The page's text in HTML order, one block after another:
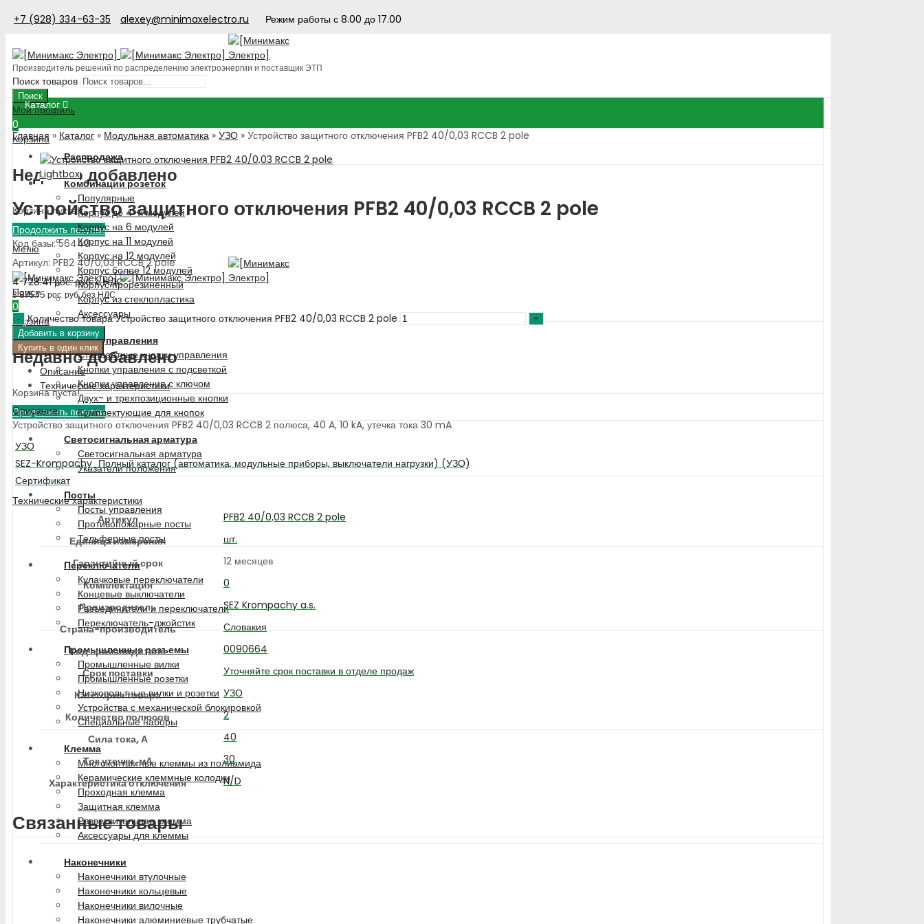
+7 (928) 334-63-35 alexey@minimaxelectro.ru Режим работы с 8.00 до 17.00
Производитель решений по распределению электроэнергии и поставщик ЭТП
Поиск товаров
Поиск
Мой профиль
0
Корзина
Недавно добавлено
Корзина пуста!
Продолжить покупки
Меню
Поиск
0
Корзина
Недавно добавлено
Корзина пуста!
Продолжить покупки
Каталог
Распродажа
Комбинации розеток
Популярные
Корпус до 4-х модулей
Корпус на 6 модулей
Корпус на 11 модулей
Корпус на 12 модулей
Корпус более 12 модулей
Корпус прорезиненный
Корпус из стеклопластика
Аксессуары
Кнопки управления
Стандартные кнопки управления
Кнопки управления с подсветкой
Кнопки управления с ключом
Двух- и трехпозиционные кнопки
Комплектующие для кнопок
Светосигнальная арматура
Светосигнальная арматура
Указатели положения
Посты
Посты управления
Противопожарные посты
Тельферные посты
Переключатели
Кулачковые переключатели
Концевые выключатели
Разъединители и переключатели
Переключатель-джойстик
Промышленные разъемы
Промышленные вилки
Промышленные розетки
Низковольтные вилки и розетки
Устройства с механической блокировкой
Специальные наборы
Клемма
Многоконтактные клеммы из полиамида
Керамические клеммные колодки
Проходная клемма
Защитная клемма
Разветвительная клемма
Аксессуары для клеммы
Наконечники
Наконечники втулочные
Наконечники кольцевые
Наконечники вилочные
Наконечники алюминиевые трубчатые
Главная » Каталог » Модульная автоматика » УЗО » Устройство защитного отключения PFB2 40/0,03 RCCB 2 pole
Lightbox
Устройство защитного отключения PFB2 40/0,03 RCCB 2 pole
Код базы: 56440
Артикул: PFB2 40/0,03 RCCB 2 pole
4 728.41рос. руб.с НДС
3 875.75 рос. руб.без НДС
Количество товара Устройство защитного отключения PFB2 40/0,03 RCCB 2 pole
Добавить в корзину
Купить в один клик
Описание
Технические характеристики
Описание
Устройство защитного отключения PFB2 40/0,03 RCCB 2 полюса, 40 A, 10 kA, утечка тока 30 mA
УЗО
SEZ-Krompachy_Полный каталог (автоматика, модульные приборы, выключатели нагрузки) (УЗО)
Сертификат
Технические характеристики
Артикул
PFB2 40/0,03 RCCB 2 pole
Единица измерения
шт.
Гарантийный срок
12 месяцев
Комплектация
0
Производитель
SEZ Krompachy a.s.
Страна-производитель
Словакия
Код производителя
0090664
Срок поставки
Уточняйте срок поставки в отделе продаж
Категория товара
УЗО
Количество полюсов
2
Сила тока, А
40
Ток утечки, мА
30
Характеристика отключения
N/D
Связанные товары